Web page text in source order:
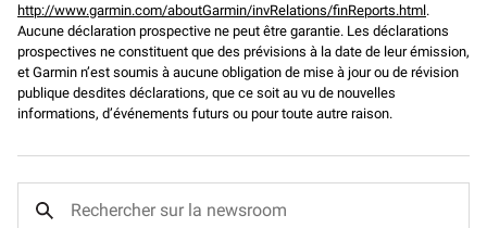
http://www.garmin.com/aboutGarmin/invRelations/finReports.html.
Aucune déclaration prospective ne peut être garantie. Les déclarations
prospectives ne constituent que des prévisions à la date de leur émission,
et Garmin n’est soumis à aucune obligation de mise à jour ou de révision
publique desdites déclarations, que ce soit au vu de nouvelles
informations, d’événements futurs ou pour toute autre raison.